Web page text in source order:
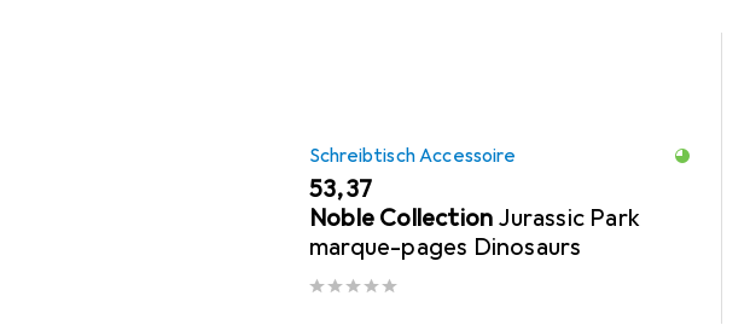
Schreibtisch Accessoire
EUR
53,37
Noble Collection Jurassic Park
marque-pages Dinosaurs